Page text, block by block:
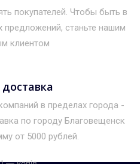
покупателей. Чтобы быть в
предложений, станьте нашим
клиентом
в пределах города -
по городу Благовещенск
от 5000 рублей.